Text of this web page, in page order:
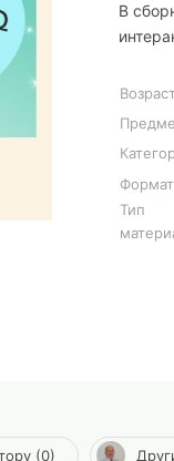
В
Формат
Тип
(0)